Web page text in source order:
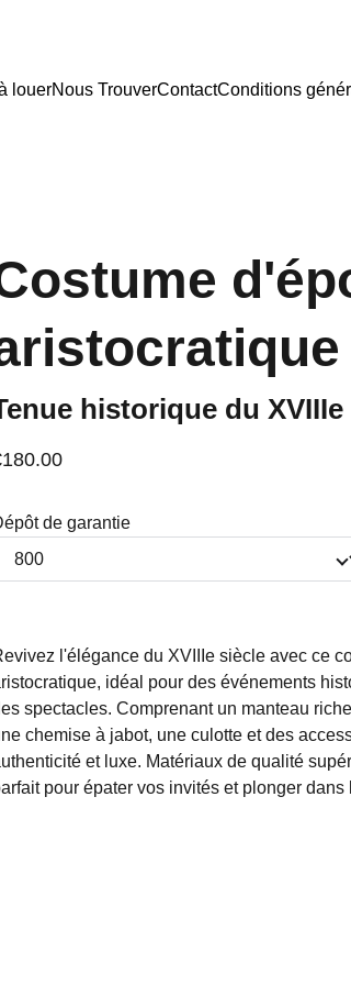
louerNous TrouverContactConditions
historique du
de garantie
l'élégance du XVIIIe siècle avec ce
idéal pour des événements
spectacles. Comprenant un manteau
chemise à jabot, une culotte et des
et luxe. Matériaux de qualité
pour épater vos invités et plonger dans